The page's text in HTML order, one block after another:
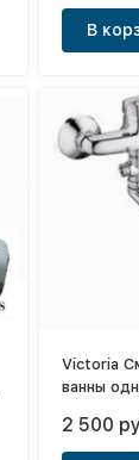
ф35
В
Victoria
ванны
Jenny
2 500